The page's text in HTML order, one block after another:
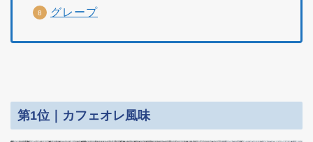
グレープ
第1位｜カフェオレ風味